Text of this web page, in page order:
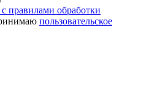
с правилами обработки
пользовательское